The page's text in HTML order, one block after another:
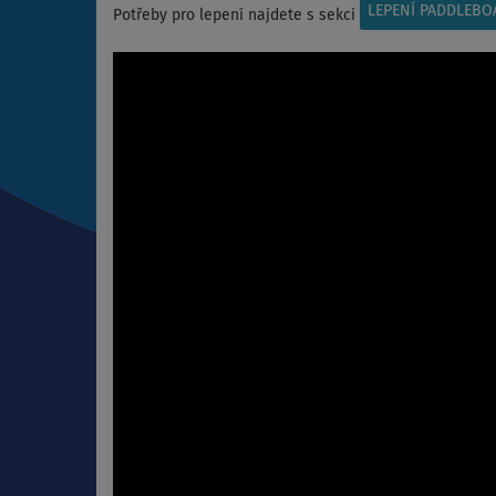
Potřeby pro lepení najdete s sekci LEPENÍ